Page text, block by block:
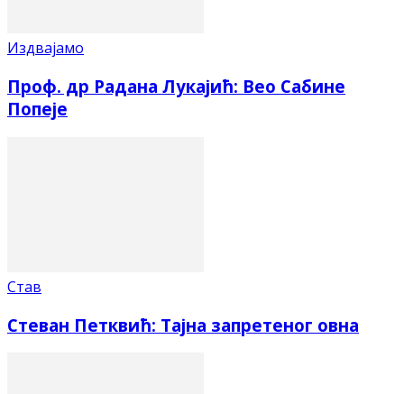
Издвајамо
Проф. др Радана Лукајић: Вео Сабине
Попеје
Став
Стеван Петквић: Тајна запретеног овна